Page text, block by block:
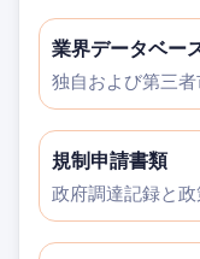
業界データベー
独自および第三
規制申請書類
政府調達記録と